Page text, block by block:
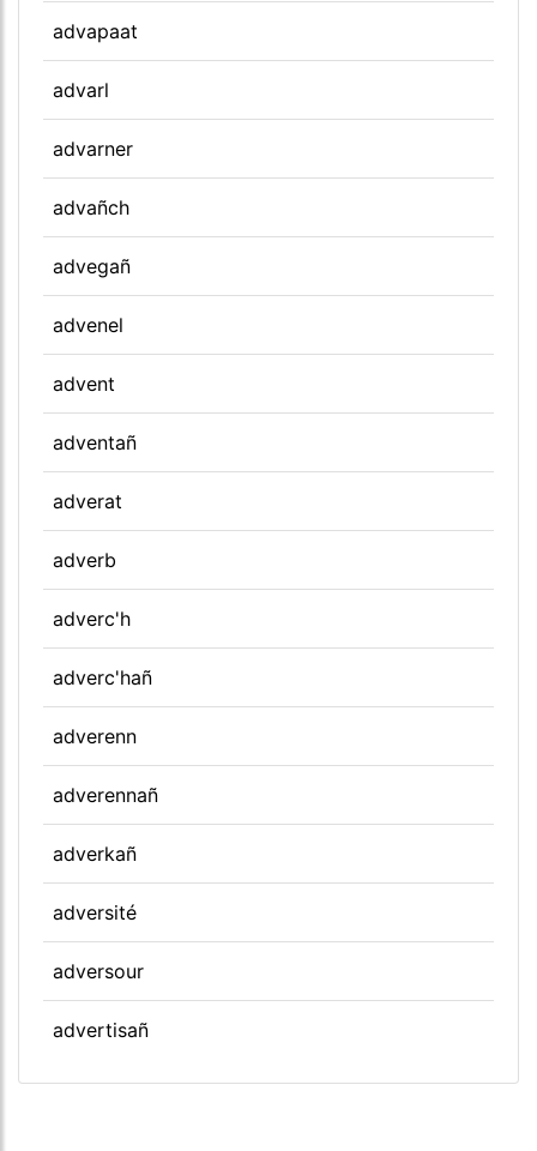
advapaat
advarl
advarner
advañch
advegañ
advenel
advent
adventañ
adverat
adverb
adverc'h
adverc'hañ
adverenn
adverennañ
adverkañ
adversité
adversour
advertisañ